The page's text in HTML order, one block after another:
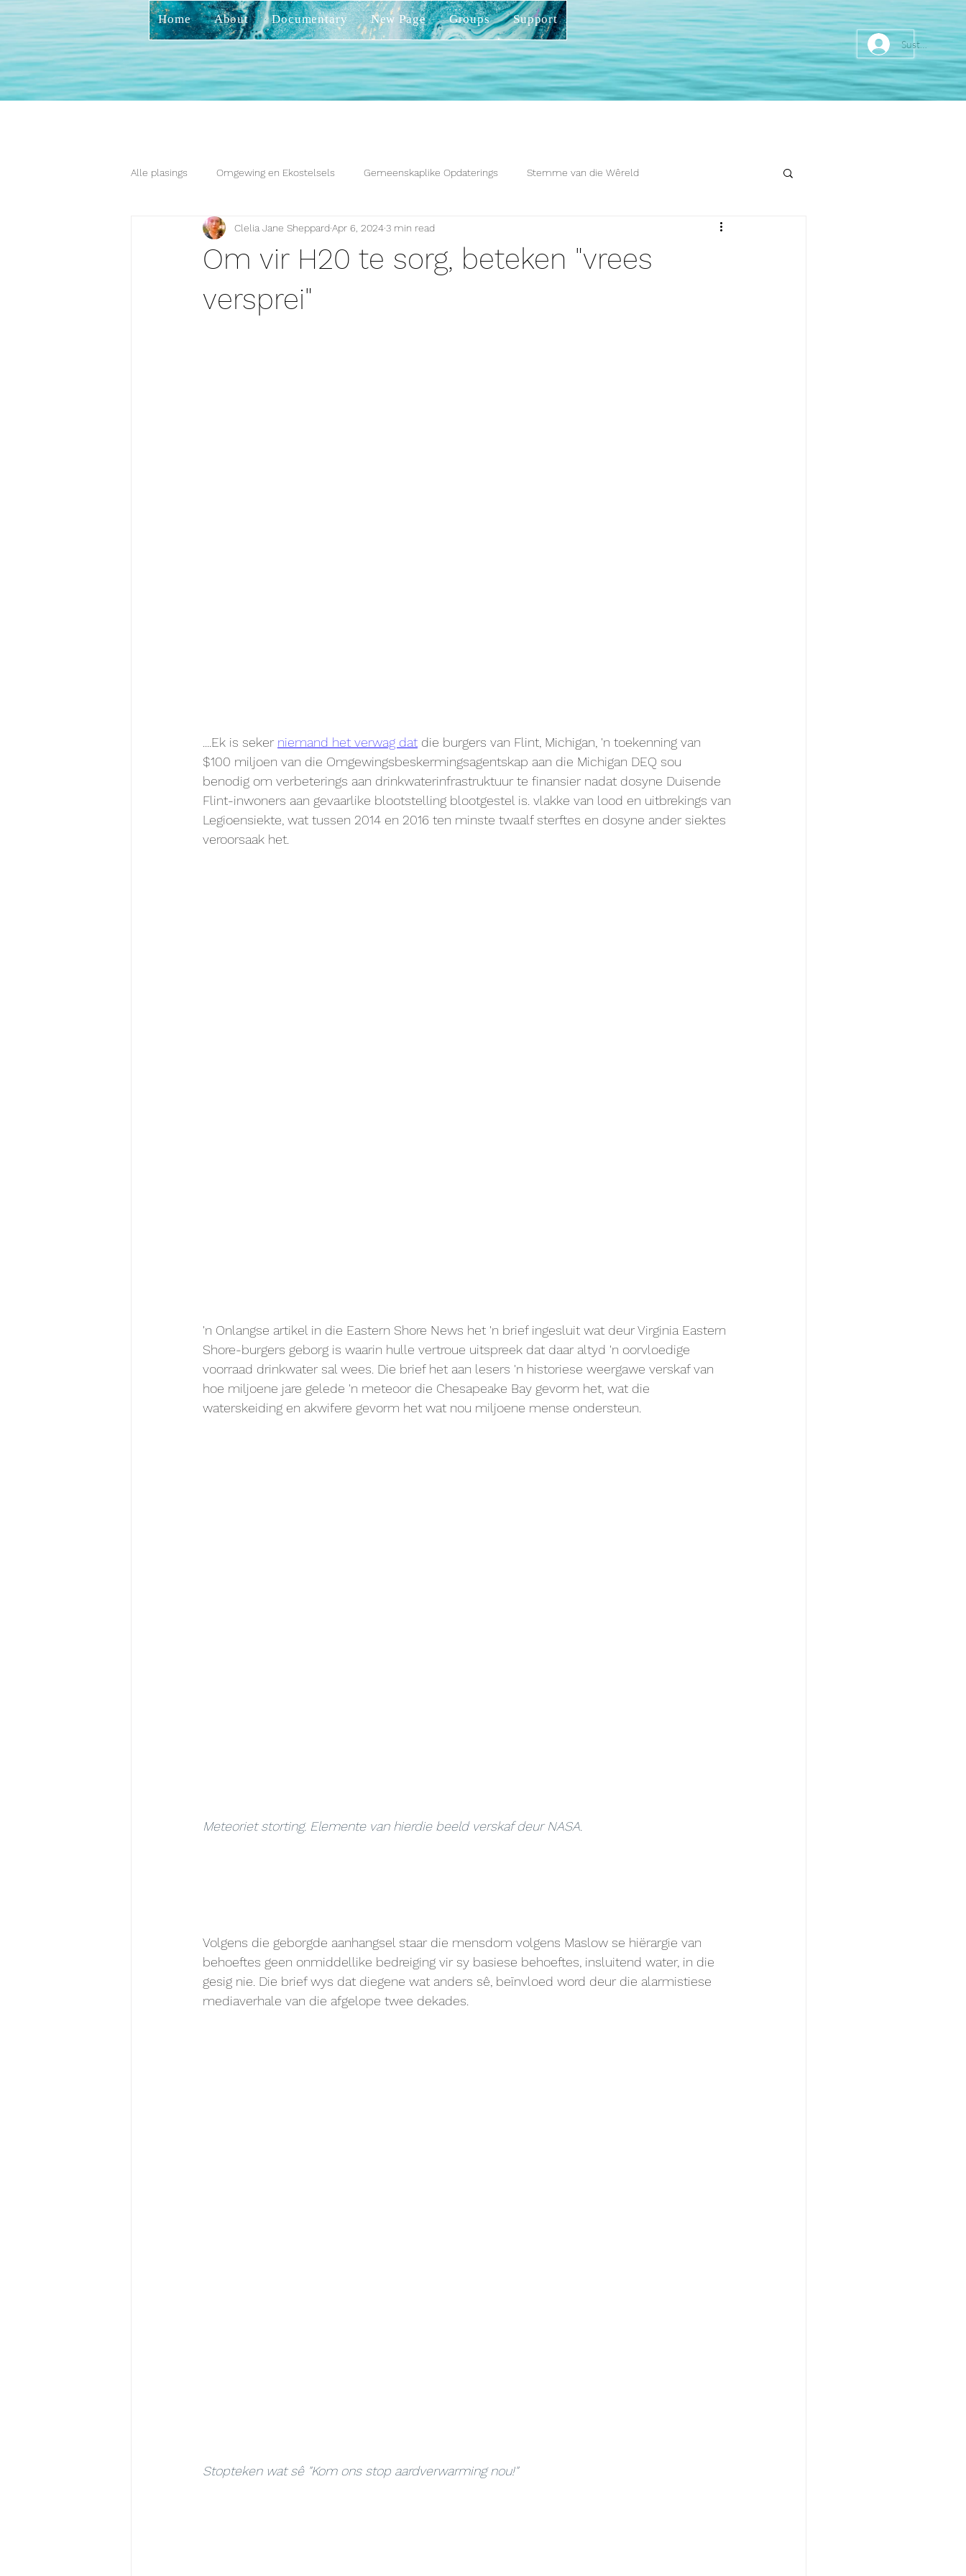
Home About Documentary New Page Groups Support
Sustainer
Alle plasings Omgewing en Ekostelsels Gemeenskaplike Opdaterings Stemme van die Wêreld
Om vir H20 te sorg, beteken "vrees
versprei"
Clelia Jane SheppardApr 6, 20243 min read
....Ek is seker niemand het verwag dat die burgers van Flint, Michigan, 'n toekenning van
$100 miljoen van die Omgewingsbeskermingsagentskap aan die Michigan DEQ sou
benodig om verbeterings aan drinkwaterinfrastruktuur te finansier nadat dosyne Duisende
Flint-inwoners aan gevaarlike blootstelling blootgestel is. vlakke van lood en uitbrekings van
Legioensiekte, wat tussen 2014 en 2016 ten minste twaalf sterftes en dosyne ander siektes
veroorsaak het.
'n Onlangse artikel in die Eastern Shore News het 'n brief ingesluit wat deur Virginia Eastern
Shore-burgers geborg is waarin hulle vertroue uitspreek dat daar altyd 'n oorvloedige
voorraad drinkwater sal wees. Die brief het aan lesers 'n historiese weergawe verskaf van
hoe miljoene jare gelede 'n meteoor die Chesapeake Bay gevorm het, wat die
waterskeiding en akwifere gevorm het wat nou miljoene mense ondersteun.
Meteoriet storting. Elemente van hierdie beeld verskaf deur NASA.
Volgens die geborgde aanhangsel staar die mensdom volgens Maslow se hiërargie van
behoeftes geen onmiddellike bedreiging vir sy basiese behoeftes, insluitend water, in die
gesig nie. Die brief wys dat diegene wat anders sê, beïnvloed word deur die alarmistiese
mediaverhale van die afgelope twee dekades.
Stopteken wat sê "Kom ons stop aardverwarming nou!"